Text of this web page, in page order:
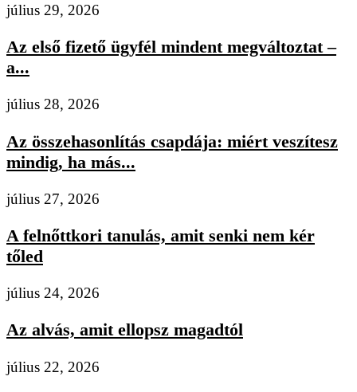
július 29, 2026
Az első fizető ügyfél mindent megváltoztat –
a...
július 28, 2026
Az összehasonlítás csapdája: miért veszítesz
mindig, ha más...
július 27, 2026
A felnőttkori tanulás, amit senki nem kér
tőled
július 24, 2026
Az alvás, amit ellopsz magadtól
július 22, 2026